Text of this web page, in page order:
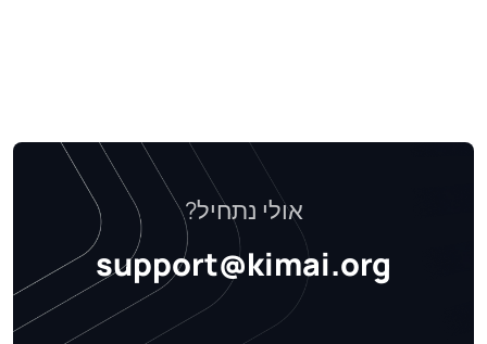
אולי נתחיל?
support@kimai.org